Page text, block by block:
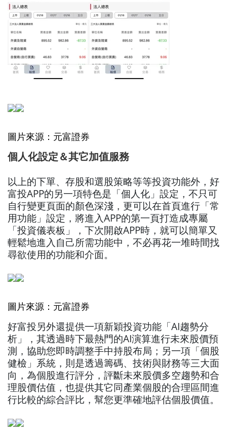
圖片來源：元富證券
個人化設定＆其它加值服務
以上的下單、存股和選股策略等等投資功能外，好
富投APP的另一項特色是「個人化」設定，不只可
自行變更頁面的顏色深淺，更可以在首頁進行「常
用功能」設定，將進入APP的第一頁打造成專屬
「投資儀表板」，下次開啟APP時，就可以簡單又
輕鬆地進入自己所需功能中，不必再花一堆時間找
尋欲使用的功能和介面。
圖片來源：元富證券
好富投另外還提供一項新穎投資功能「AI趨勢分
析」，其透過時下最熱門的AI演算進行未來股價預
測，協助您即時調整手中持股布局；另一項「個股
健檢」系統，則是透過籌碼、技術與財務等三大面
向，為個股進行評分，評斷未來股價多空趨勢和合
理股價估值，也提供其它同產業個股的合理區間進
行比較的綜合評比，幫您更準確地評估個股價值。